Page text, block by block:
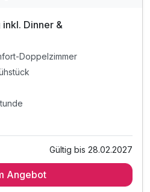
Dinner &
Doppelzimmer
Gültig bis 28.02.2027
Angebot